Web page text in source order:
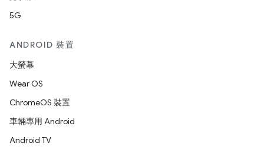
5G
ANDROID 裝置
大螢幕
Wear OS
ChromeOS 裝置
車輛專用 Android
Android TV